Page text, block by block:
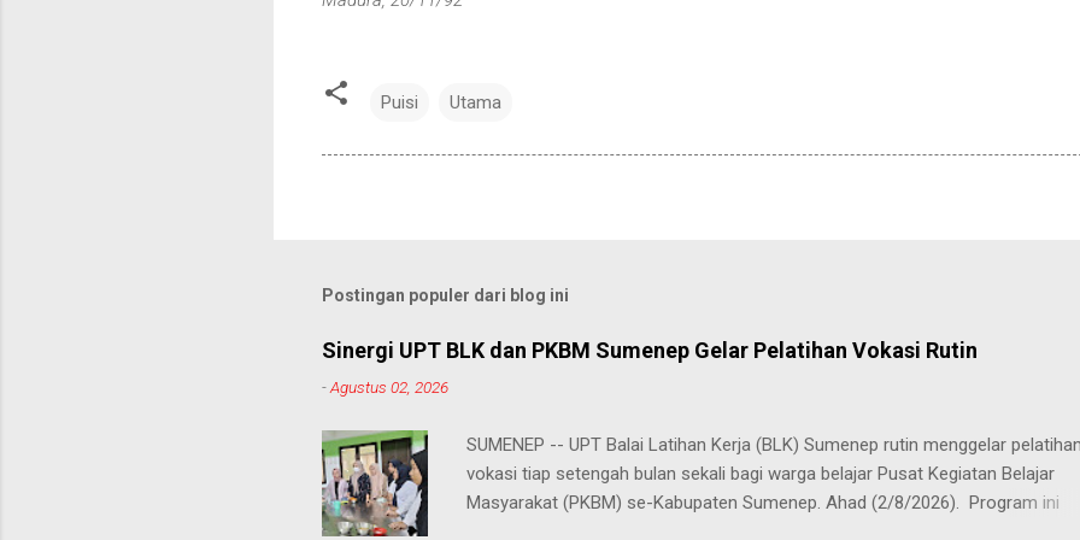
Puisi Utama
Postingan populer dari blog ini
Sinergi UPT BLK dan PKBM Sumenep Gelar Pelatihan Vokasi Rutin
-Agustus 02, 2026
SUMENEP -- UPT Balai Latihan Kerja (BLK) Sumenep rutin menggelar
vokasi tiap setengah bulan sekali bagi warga belajar Pusat Kegiatan Belajar
Masyarakat (PKBM) se-Kabupaten Sumenep. Ahad (2/8/2026). Program ini